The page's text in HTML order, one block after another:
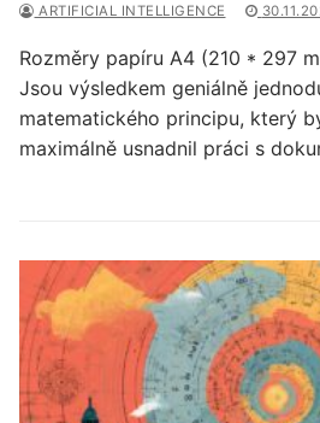
ARTIFICIAL INTELLIGENCE
Rozměry papíru A4 (210 * 297
Jsou výsledkem geniálně
matematického principu, který
maximálně usnadnil práci s